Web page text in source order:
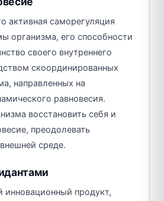
активная саморегуляция
организма, его способности
своего внутреннего
скоординированных
направленных на
равновесия.
восстановить себя и
преодолевать
среде.
продукт,